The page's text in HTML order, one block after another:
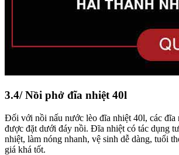
3.4/ Nồi phở đĩa nhiệt 40l
Đối với nồi nấu nước lèo đĩa nhiệt 40l, các đĩa
được đặt dưới đáy nồi. Đĩa nhiệt có tác dụng
nhiệt, làm nóng nhanh, vệ sinh dễ dàng, tuổi
giá khá tốt.